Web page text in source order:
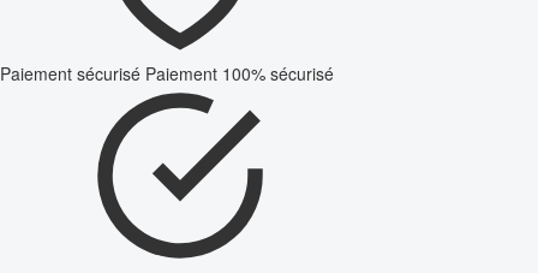
Paiement sécurisé Paiement 100% sécurisé